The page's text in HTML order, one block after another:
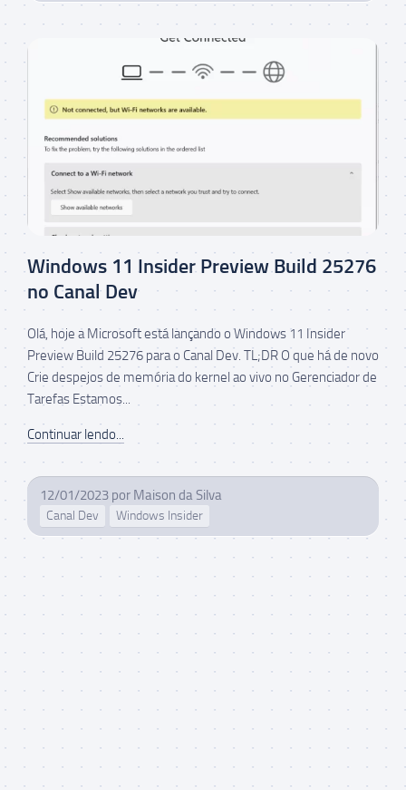
Windows 11 Insider Preview Build 25276
no Canal Dev
Olá, hoje a Microsoft está lançando o Windows 11 Insider
Preview Build 25276 para o Canal Dev. TL;DR O que há de novo
Crie despejos de memória do kernel ao vivo no Gerenciador de
Tarefas Estamos...
Continuar lendo...
12/01/2023 por Maison da Silva
Canal Dev Windows Insider